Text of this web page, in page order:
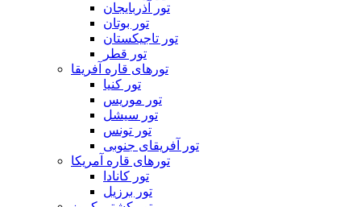
تور آذربایجان
تور بوتان
تور تاجیکستان
تور قطر
تورهای قاره آفریقا
تور کنیا
تور موریس
تور سیشل
تور تونس
تور آفریقای جنوبی
تورهای قاره آمریکا
تور کانادا
تور برزیل